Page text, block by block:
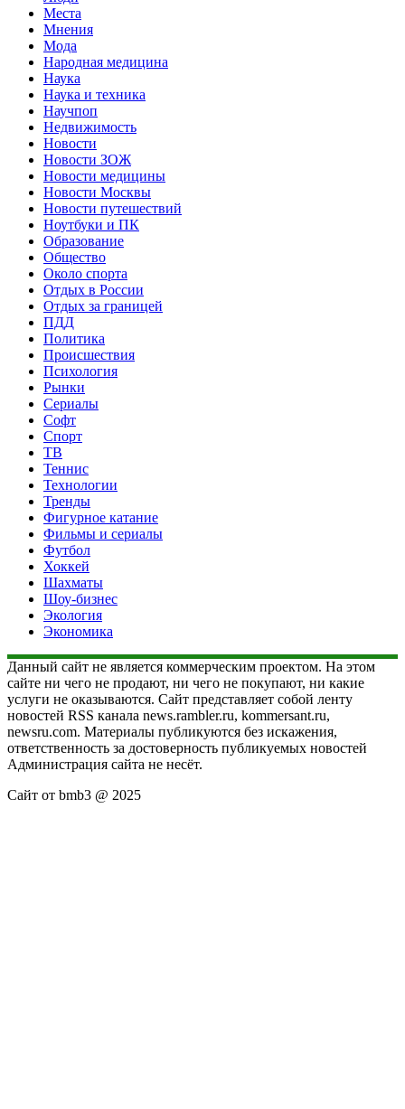
Места
Мнения
Мода
Народная медицина
Наука
Наука и техника
Научпоп
Недвижимость
Новости
Новости ЗОЖ
Новости медицины
Новости Москвы
Новости путешествий
Ноутбуки и ПК
Образование
Общество
Около спорта
Отдых в России
Отдых за границей
ПДД
Политика
Происшествия
Психология
Рынки
Сериалы
Софт
Спорт
ТВ
Теннис
Технологии
Тренды
Фигурное катание
Фильмы и сериалы
Футбол
Хоккей
Шахматы
Шоу-бизнес
Экология
Экономика
Данный сайт не является коммерческим проектом. На этом
сайте ни чего не продают, ни чего не покупают, ни какие
услуги не оказываются. Сайт представляет собой ленту
новостей RSS канала news.rambler.ru, kommersant.ru,
newsru.com. Материалы публикуются без искажения,
ответственность за достоверность публикуемых новостей
Администрация сайта не несёт.
Сайт от bmb3 @ 2025